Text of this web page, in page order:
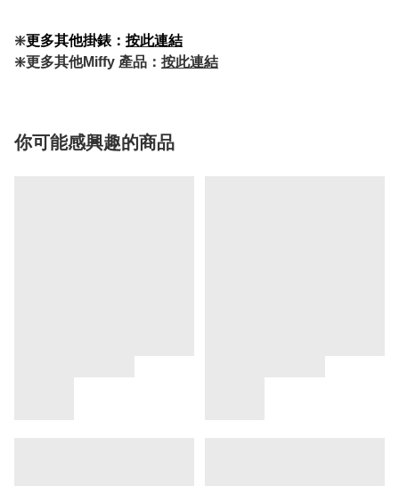
❇️更多其他掛錶： 按此連結
❇️更多其他Miffy 產品： 按此連結
你可能感興趣的商品